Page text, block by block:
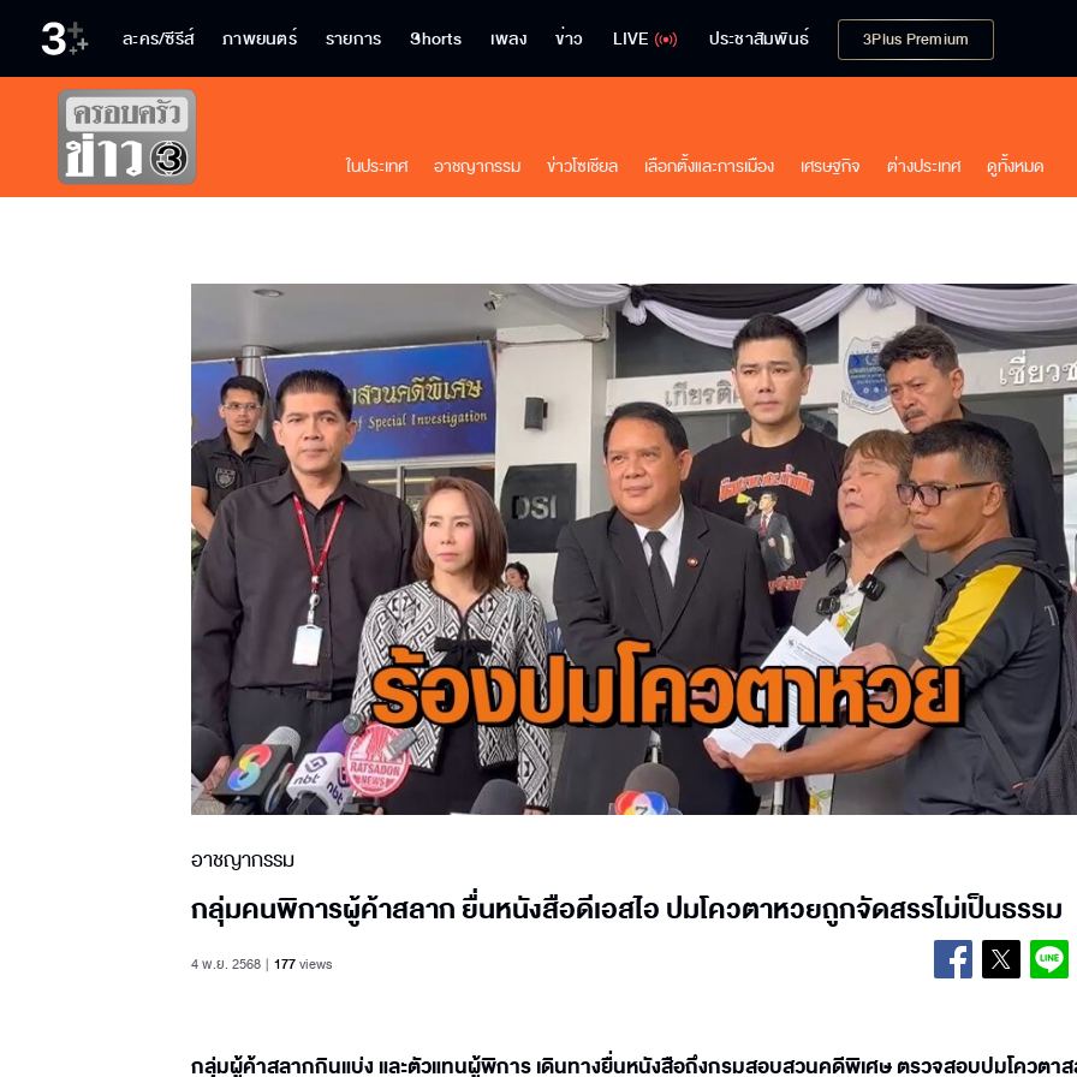
ละคร/ซีรีส์ ภาพยนตร์ รายการ Shorts เพลง ข่าว LIVE ประชาสัมพันธ์ 3Plus Premium
ในประเทศ อาชญากรรม ข่าวโซเชียล เลือกตั้งและการเมือง เศรษฐกิจ ต่างประเทศ ดูทั้งหมด
อาชญากรรม
กลุ่มคนพิการผู้ค้าสลาก ยื่นหนังสือดีเอสไอ ปมโควตาหวยถูกจัดสรรไม่เป็นธรรม
4 พ.ย. 2568 177views
กลุ่มผู้ค้าสลากกินแบ่ง และตัวแทนผู้พิการ เดินทางยื่นหนังสือถึงกรมสอบสวนคดีพิเศษ ตรวจสอบปมโควตา